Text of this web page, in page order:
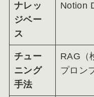
ナレッ
ジベー
ス
Notion
チュー
ニング
手法
RAG（
プロン